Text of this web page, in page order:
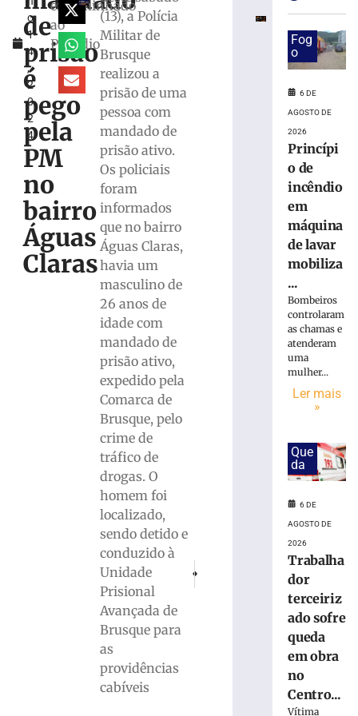
o
1
4
,
2
0
2
4
de
prisão
é
pego
pela
PM
no
bairro
Águas
Claras
encaminhado
ao
Presídio
(13), a Polícia
Militar de
Brusque
realizou a
prisão de uma
pessoa com
mandado de
prisão ativo.
Os policiais
foram
informados
que no bairro
Águas Claras,
havia um
masculino de
26 anos de
idade com
mandado de
prisão ativo,
expedido pela
Comarca de
Brusque, pelo
crime de
tráfico de
drogas. O
homem foi
localizado,
sendo detido e
conduzido à
Unidade
Prisional
Avançada de
Brusque para
as
providências
cabíveis
Mulher é presa por tráfico de
Em reunião na Celesc, ACIBr discute
máquina
mobiliza
Bombeiros,
Trabalhador
terceirizado
sofre
queda
Havan
Funcionária
morre
Fog
o
6 DE
AGOSTO DE
2026
Princípi
o de
incêndio
em
máquina
de lavar
mobiliza
...
Bombeiros
controlaram
as chamas e
atenderam
uma
mulher...
Ler mais
»
Que
da
6 DE
AGOSTO DE
2026
Trabalha
dor
terceiriz
ado sofre
queda
em obra
no
Centro...
Vítima